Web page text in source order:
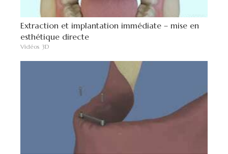
Extraction et implantation immédiate – mise en
esthétique directe
Vidéos 3D